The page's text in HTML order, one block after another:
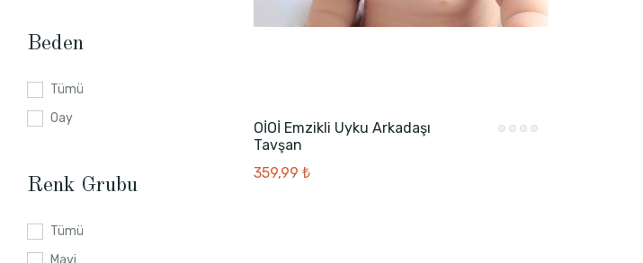
Beden
Tümü
0ay
Renk Grubu
Tümü
Mavi
OİOİ Emzikli Uyku Arkadaşı
Tavşan
359,99 ₺